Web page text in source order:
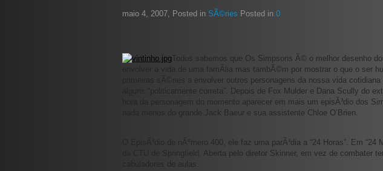
maio 4, 2007, Posted in SÃ©ries Posted in 0
Todos sabemos que Os Simpsons Ã© o melhor desenho
envolver a vida de uma famÃ­lia mas tambÃ©m por mostrar o que o ser
primeiras sÃ©ries a envolver outros personagens da nossa vida
alguns “politicamente correta”. Depois de Fox Mulder e Dana Scully do
hora da personagem do momento aparecer em mais um episÃ³dio dos
nada menos do grande Jack Baeur e sua assistente Chloe O’Brien.
O EpisÃ³dio de nÃºmero 400, ele faz uma parÃ³dia a “24 Horas”. Em
da CTU de Springfield. Aberta pelo diretor Skinner, em vez de combater
cabuladores de aulas.